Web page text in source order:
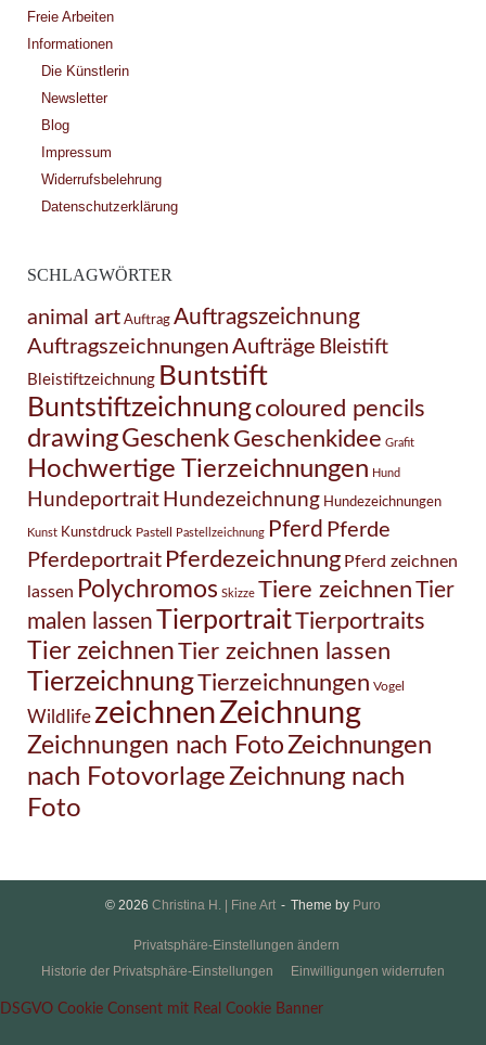
Freie Arbeiten
Informationen
Die Künstlerin
Newsletter
Blog
Impressum
Widerrufsbelehrung
Datenschutzerklärung
SCHLAGWÖRTER
animal art Auftrag Auftragszeichnung
Auftragszeichnungen Aufträge Bleistift
Bleistiftzeichnung Buntstift
Buntstiftzeichnungcoloured pencils
drawingGeschenkGeschenkidee Grafit
Hochwertige Tierzeichnungen Hund
Hundeportrait Hundezeichnung Hundezeichnungen
Kunst Kunstdruck Pastell Pastellzeichnung Pferd Pferde
Pferdeportrait Pferdezeichnung Pferd zeichnen
lassen Polychromos Skizze Tiere zeichnenTier
malen lassenTierportraitTierportraits
Tier zeichnenTier zeichnen lassen
TierzeichnungTierzeichnungen Vogel
WildlifezeichnenZeichnung
Zeichnungen nach FotoZeichnungen
nach FotovorlageZeichnung nach
Foto
© 2026 Christina H. | Fine Art Theme by Puro
Privatsphäre-Einstellungen ändern
Historie der Privatsphäre-Einstellungen
Einwilligungen widerrufen
DSGVO Cookie Consent mit Real Cookie Banner